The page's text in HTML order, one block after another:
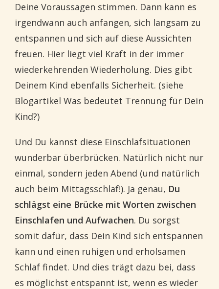
Deine Voraussagen stimmen. Dann kann es
irgendwann auch anfangen, sich langsam zu
entspannen und sich auf diese Aussichten
freuen. Hier liegt viel Kraft in der immer
wiederkehrenden Wiederholung. Dies gibt
Deinem Kind ebenfalls Sicherheit. (siehe
Blogartikel Was bedeutet Trennung für Dein
Kind?)
Und Du kannst diese Einschlafsituationen
wunderbar überbrücken. Natürlich nicht nur
einmal, sondern jeden Abend (und natürlich
auch beim Mittagsschlaf!). Ja genau, Du
schlägst eine Brücke mit Worten zwischen
Einschlafen und Aufwachen. Du sorgst
somit dafür, dass Dein Kind sich entspannen
kann und einen ruhigen und erholsamen
Schlaf findet. Und dies trägt dazu bei, dass
es möglichst entspannt ist, wenn es wieder